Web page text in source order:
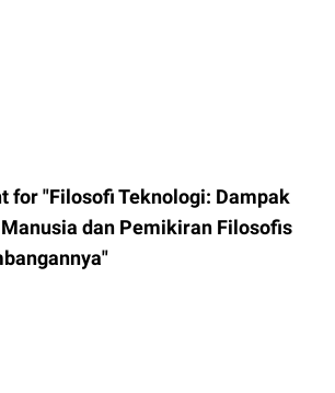
for "Filosofi Teknologi: Dampak
dan Pemikiran Filosofis